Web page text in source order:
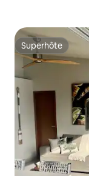
Superhôte
Superhôte